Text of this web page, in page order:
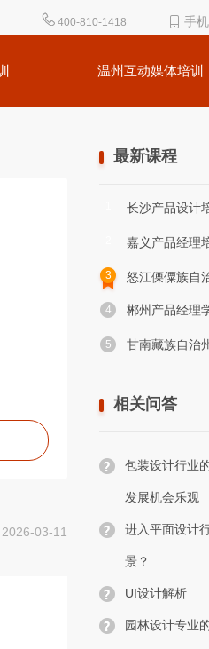
400-810-1418 手
温州互动媒体培训
03-11
最新课程
长沙产品设计
嘉义产品经理
3 怒江傈僳族自
4 郴州产品经理
5 甘南藏族自治
相关问答
包装设计行业
发展机会乐观
进入平面设计
景？
UI设计解析
园林设计专业